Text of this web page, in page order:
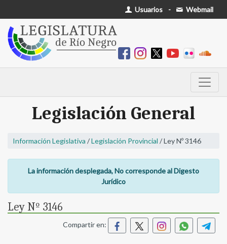
Usuarios - Webmail
Legislación General
Información Legislativa /Legislación Provincial / Ley Nº 3146
La información desplegada, No corresponde al Digesto
Jurídico
Ley Nº 3146
Compartir en: